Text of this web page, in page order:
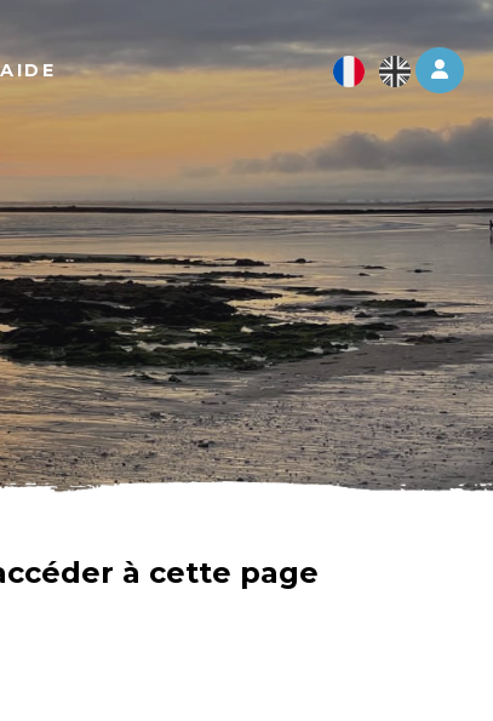
Log
AIDE
à cette page